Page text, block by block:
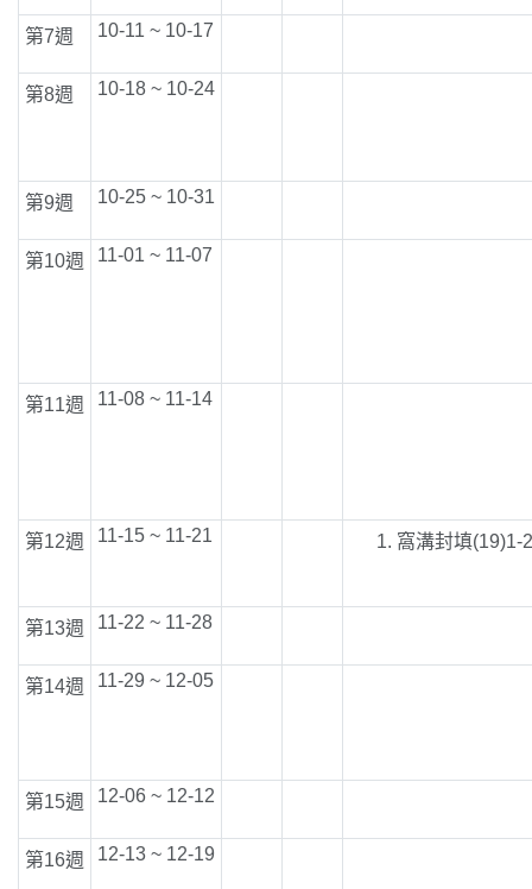
第7週 10-11 ~ 10-17
第8週 10-18 ~ 10-24
第9週 10-25 ~ 10-31
第10週 11-01 ~ 11-07
第11週 11-08 ~ 11-14
第12週 11-15 ~ 11-21 窩溝封填(19)1-
第13週 11-22 ~ 11-28
第14週 11-29 ~ 12-05
第15週 12-06 ~ 12-12
第16週 12-13 ~ 12-19